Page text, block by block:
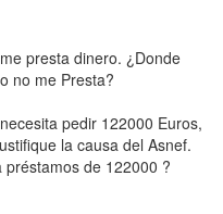
presta dinero. ¿Donde
no me Presta?
pedir 122000 Euros,
la causa del Asnef.
de 122000 ?